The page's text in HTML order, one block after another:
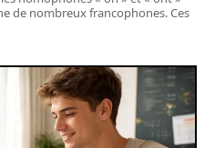
de nombreux francophones. Ces